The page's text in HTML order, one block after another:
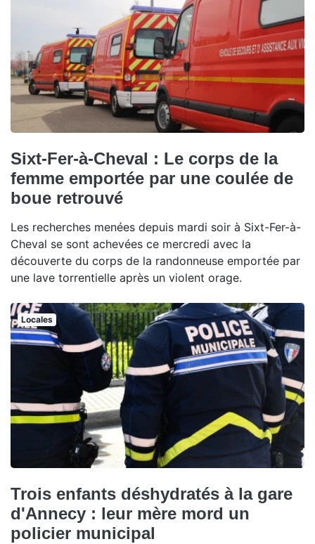
Sixt-Fer-à-Cheval : Le corps de la
femme emportée par une coulée de
boue retrouvé
Les recherches menées depuis mardi soir à Sixt-Fer-à-
Cheval se sont achevées ce mercredi avec la
découverte du corps de la randonneuse emportée par
une lave torrentielle après un violent orage.
Locales
Trois enfants déshydratés à la gare
d'Annecy : leur mère mord un
policier municipal